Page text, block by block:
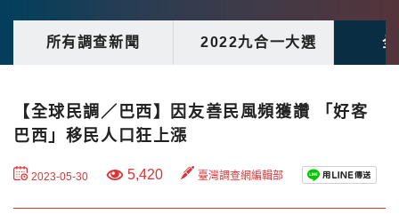
所有調查新聞 2022九合一大選
【全球民調／巴西】因友善民風頻獲讚 「好客
巴西」移民人口狂上漲
2023-05-30 5,420 臺灣調查網編輯部